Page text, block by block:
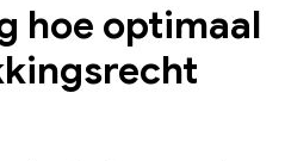
hoe optimaal